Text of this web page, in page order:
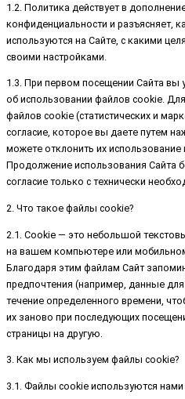
1.2. Политика действует в
конфиденциальности и разъясняет,
используются на Сайте, с какими
своими настройками.
1.3. При первом посещении Сайта
об использовании файлов cookie.
файлов cookie (статистических и
согласие, которое вы даете путем
можете отклонить их использование
Продолжение использования Сайта
согласие только с технически
2. Что такое файлы cookie?
2.1. Cookie — это небольшой
на вашем компьютере или мобильном
Благодаря этим файлам Сайт
предпочтения (например, данные
течение определенного времени,
их заново при последующих
страницы на другую.
3. Как мы используем файлы cookie?
3.1. Файлы cookie используются